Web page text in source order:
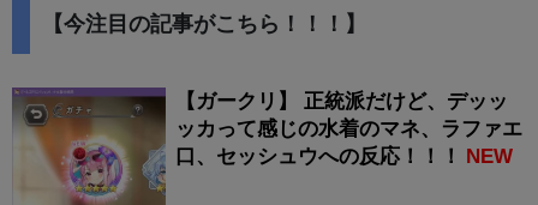
【今注目の記事がこちら！！！】
【ガークリ】 正統派だけど、デッッ
ッカって感じの水着のマネ、ラファエ
口、セッシュウへの反応！！！
NEW